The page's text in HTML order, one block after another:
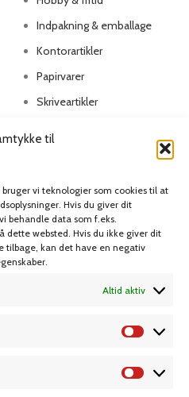
til
vi teknologier som cookies til at
Hvis du giver dit
behandle data som f.eks.
dette websted. Hvis du ikke giver dit
tilbage, kan det have en negativ
Altid aktiv
Indpakning & emballage
Kontorartikler
Papirvarer
Skriveartikler
Handelsbetingelser
Privatlivspolitik
Bliv kunde